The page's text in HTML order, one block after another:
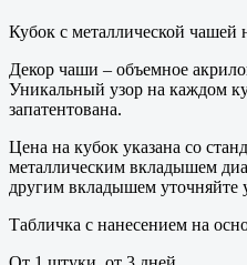
Кубок с металлической чашей
Декор чаши – объемное
Уникальный узор на каждом
запатентована.
Цена на кубок указана со
металлическим вкладышем
другим вкладышем уточняйте
Табличка с нанесением на